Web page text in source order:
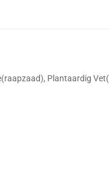
Plantaardig